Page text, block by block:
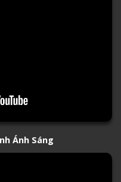
Ánh Sáng